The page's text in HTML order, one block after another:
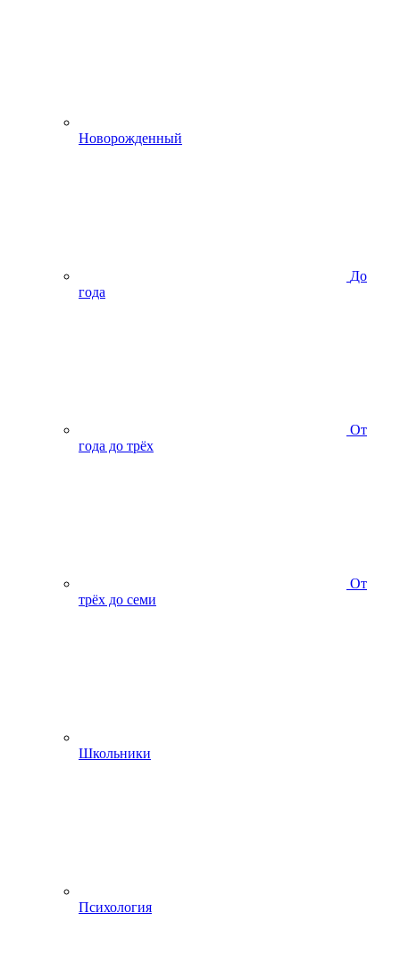
Новорожденный
До
года
От
года до трёх
От
трёх до семи
Школьники
Психология